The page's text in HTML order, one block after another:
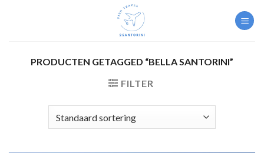
PRODUCTEN GETAGGED “BELLA SANTORINI”
FILTER